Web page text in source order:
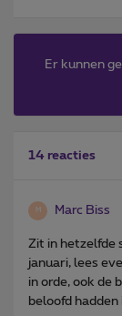
Er kunnen
14 reacties
M Marc Biss
Zit in hetzelfde
januari, lees
in orde, ook de
beloofd hadden